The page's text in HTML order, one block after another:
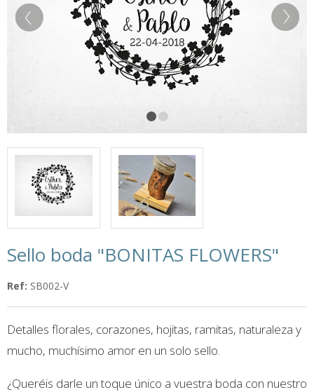
Sello boda "BONITAS FLOWERS"
Ref: SB002-V
Detalles florales, corazones, hojitas, ramitas, naturaleza y
mucho, muchísimo amor en un solo sello.
¿Queréis darle un toque único a vuestra boda con nuestro